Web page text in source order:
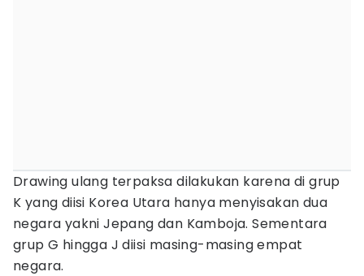
Drawing ulang terpaksa dilakukan karena di grup
K yang diisi Korea Utara hanya menyisakan dua
negara yakni Jepang dan Kamboja. Sementara
grup G hingga J diisi masing-masing empat
negara.